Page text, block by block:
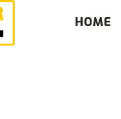
HOME